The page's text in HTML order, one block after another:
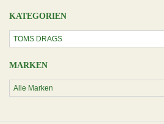
KATEGORIEN
MARKEN